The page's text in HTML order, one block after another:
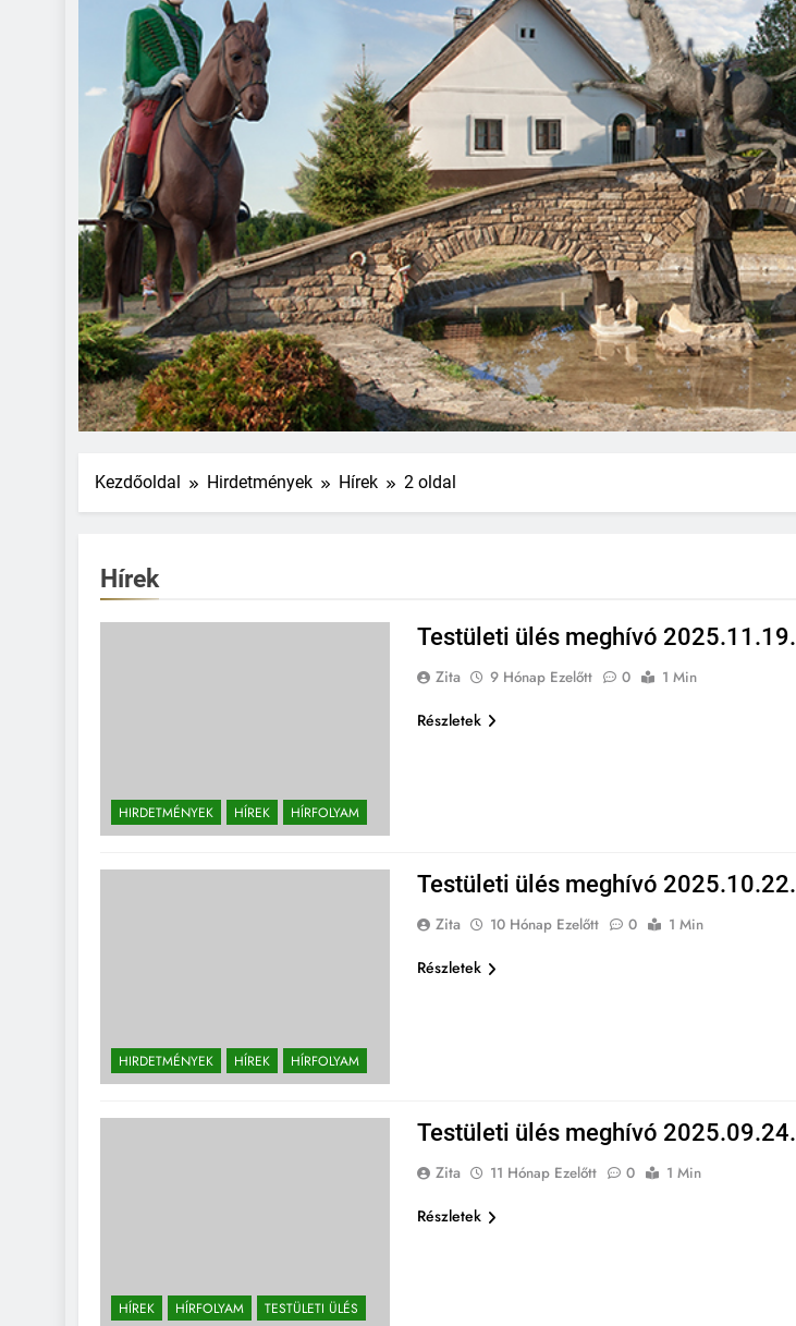
Kezdőoldal Hirdetmények Hírek 2 oldal
Hírek
HIRDETMÉNYEK HÍREK HÍRFOLYAM
Testületi ülés meghívó 2025.11.19.
Zita 9 Hónap Ezelőtt 0 1 Min
Részletek
HIRDETMÉNYEK HÍREK HÍRFOLYAM
Testületi ülés meghívó 2025.10.22.
Zita 10 Hónap Ezelőtt 0 1 Min
Részletek
HÍREK HÍRFOLYAM TESTÜLETI ÜLÉS
Testületi ülés meghívó 2025.09.24.
Zita 11 Hónap Ezelőtt 0 1 Min
Részletek